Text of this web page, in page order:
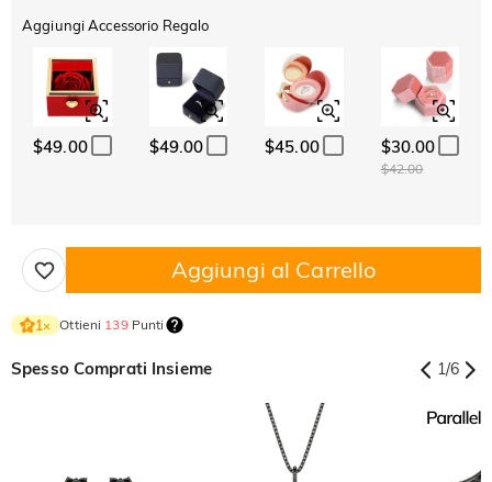
Aggiungi Accessorio Regalo
$49.00 $49.00 $45.00 $30.00
$42.00
Aggiungi al Carrello
1× Ottieni 139Punti
Spesso Comprati Insieme 1/6